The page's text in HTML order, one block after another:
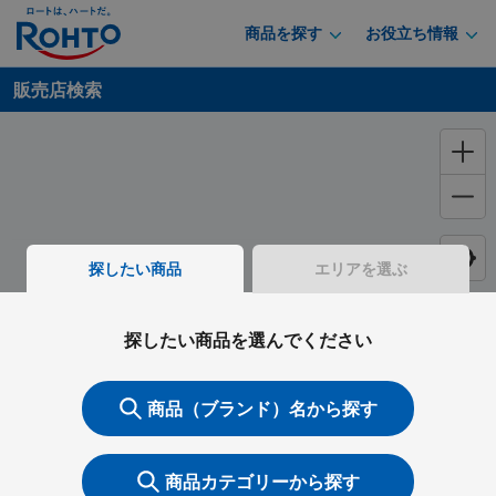
商品を探す お役立ち情報
販売店検索
探したい商品 エリアを選ぶ
探したい商品を選んでください
商品（ブランド）名から探す
商品カテゴリーから探す